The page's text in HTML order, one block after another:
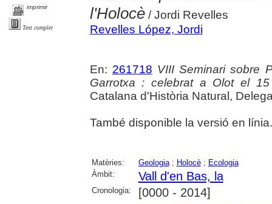
imprimir
Text complet
l'Holocè/ Jordi Revelles
Revelles López, Jordi
En: 261718 VIII Seminari sobre
Garrotxa : celebrat a Olot el
Catalana d'Història Natural,
També disponible la versió en
Matèries: Geologia; Holocè; Ecologia
Àmbit:
Vall d'en Bas, la
Cronologia: [0000 - 2014]